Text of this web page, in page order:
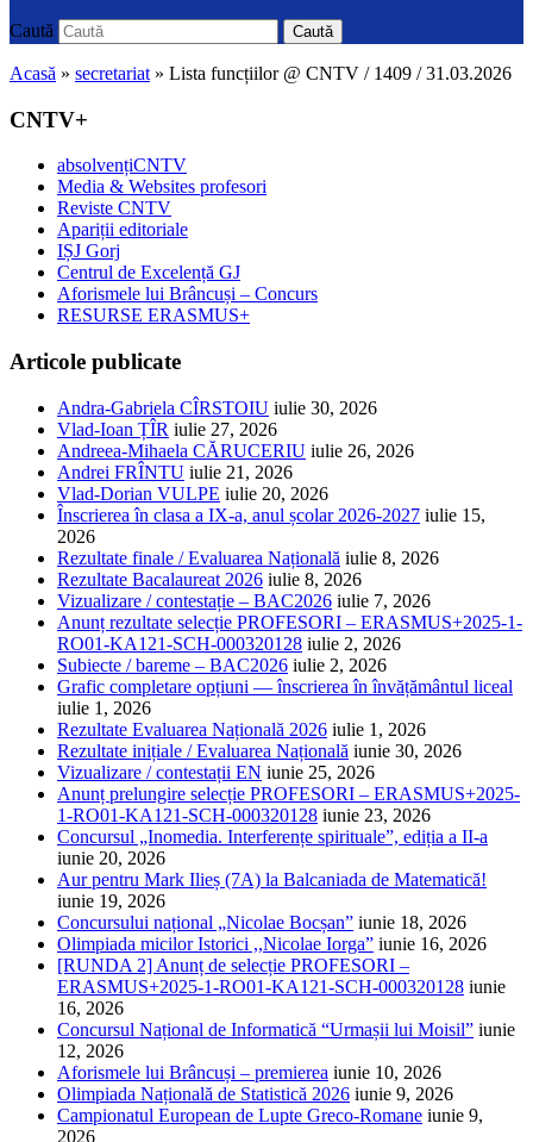
Caută Caută
Acasă » secretariat » Lista funcțiilor @ CNTV / 1409 / 31.03.2026
CNTV+
absolvențiCNTV
Media & Websites profesori
Reviste CNTV
Apariții editoriale
IȘJ Gorj
Centrul de Excelență GJ
Aforismele lui Brâncuși – Concurs
RESURSE ERASMUS+
Articole publicate
Andra-Gabriela CÎRSTOIU iulie 30, 2026
Vlad-Ioan ȚÎR iulie 27, 2026
Andreea-Mihaela CĂRUCERIU iulie 26, 2026
Andrei FRÎNTU iulie 21, 2026
Vlad-Dorian VULPE iulie 20, 2026
Înscrierea în clasa a IX-a, anul școlar 2026-2027 iulie 15,
2026
Rezultate finale / Evaluarea Națională iulie 8, 2026
Rezultate Bacalaureat 2026 iulie 8, 2026
Vizualizare / contestație – BAC2026 iulie 7, 2026
Anunț rezultate selecție PROFESORI – ERASMUS+2025-1-
RO01-KA121-SCH-000320128 iulie 2, 2026
Subiecte / bareme – BAC2026 iulie 2, 2026
Grafic completare opțiuni — înscrierea în învățământul liceal
iulie 1, 2026
Rezultate Evaluarea Națională 2026 iulie 1, 2026
Rezultate inițiale / Evaluarea Națională iunie 30, 2026
Vizualizare / contestații EN iunie 25, 2026
Anunț prelungire selecție PROFESORI – ERASMUS+2025-
1-RO01-KA121-SCH-000320128 iunie 23, 2026
Concursul „Inomedia. Interferențe spirituale”, ediția a II-a
iunie 20, 2026
Aur pentru Mark Ilieș (7A) la Balcaniada de Matematică!
iunie 19, 2026
Concursului național „Nicolae Bocșan” iunie 18, 2026
Olimpiada micilor Istorici ,,Nicolae Iorga” iunie 16, 2026
[RUNDA 2] Anunț de selecție PROFESORI –
ERASMUS+2025-1-RO01-KA121-SCH-000320128 iunie
16, 2026
Concursul Național de Informatică “Urmașii lui Moisil” iunie
12, 2026
Aforismele lui Brâncuși – premierea iunie 10, 2026
Olimpiada Națională de Statistică 2026 iunie 9, 2026
Campionatul European de Lupte Greco-Romane iunie 9,
2026